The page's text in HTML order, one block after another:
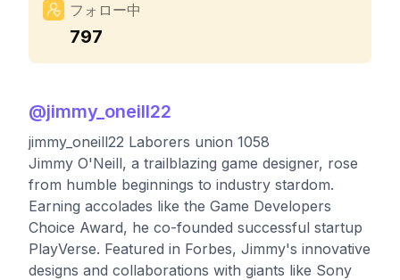
フォロー中
797
@jimmy_oneill22
jimmy_oneill22 Laborers union 1058
Jimmy O'Neill, a trailblazing game designer, rose
from humble beginnings to industry stardom.
Earning accolades like the Game Developers
Choice Award, he co-founded successful startup
PlayVerse. Featured in Forbes, Jimmy's innovative
designs and collaborations with giants like Sony